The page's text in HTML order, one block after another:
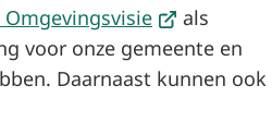
Omgevingsvisie(Verwijst
naar
een
als
voor onze gemeente en
Daarnaast kunnen ook